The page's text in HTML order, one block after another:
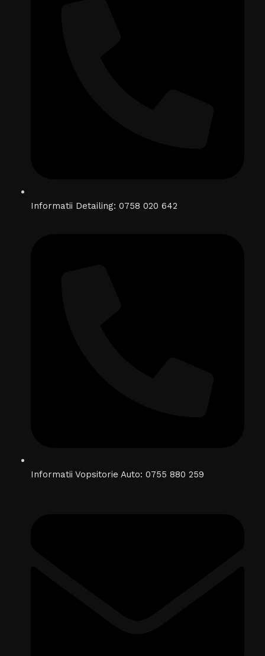
Informatii Detailing: 0758 020 642
Informatii Vopsitorie Auto: 0755 880 259